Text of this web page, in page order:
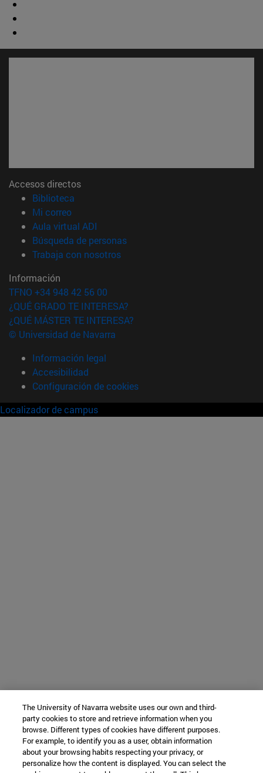
Accesos directos
Biblioteca
Mi correo(abre en nueva ventana)
Aula virtual ADI
Búsqueda de personas(abre en nueva ventana)
Trabaja con nosotros(abre en nueva ventana)
Información
TFNO +34 948 42 56 00
¿QUÉ GRADO TE INTERESA?
¿QUÉ MÁSTER TE INTERESA?
© Universidad de Navarra
Información legal
Accesibilidad
Configuración de cookies
Localizador de campus
The University of Navarra website uses our own and third-
party cookies to store and retrieve information when you
browse. Different types of cookies have different purposes.
For example, to identify you as a user, obtain information
about your browsing habits respecting your privacy, or
personalize how the content is displayed. You can select the